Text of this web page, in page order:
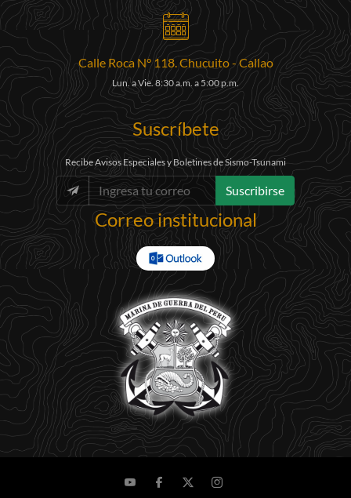
Calle Roca N° 118. Chucuito - Callao
Lun. a Vie. 8:30 a.m. a 5:00 p.m.
Suscríbete
Recibe Avisos Especiales y Boletines de Sismo-Tsunami
Suscribirse
Correo institucional